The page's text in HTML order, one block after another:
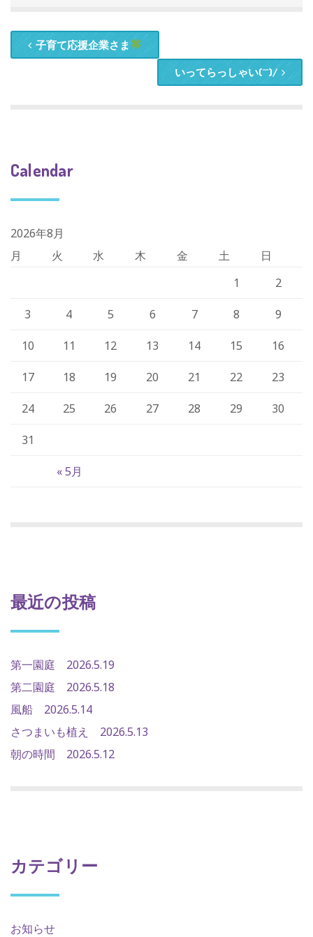
子育て応援企業さま
いってらっしゃい(^^)/
Calendar
2026年8月
月
火 水 木 金 土 日
« 5月
1 2
3 4 5 6 7 8 9
10 11 12 13 14 15 16
17 18 19 20 21 22 23
24 25 26 27 28 29 30
31
最近の投稿
第一園庭 2026.5.19
第二園庭 2026.5.18
風船 2026.5.14
さつまいも植え 2026.5.13
朝の時間 2026.5.12
カテゴリー
お知らせ